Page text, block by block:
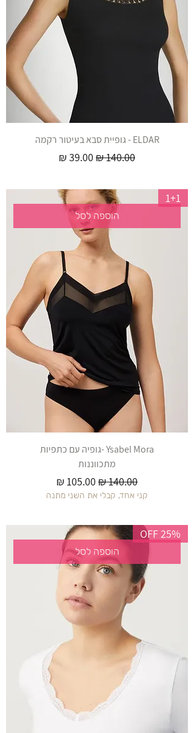
ELDAR - גופיית סבא בעיטור רקמה
מחיר רגיל מחיר מבצע
הוספה לסל
1+1
Ysabel Mora -גופיה עם כתפיות
מתכווננות
מחיר רגיל מחיר מבצע
קני אחד, קבלי את השני מתנה
הוספה לסל
25% OFF